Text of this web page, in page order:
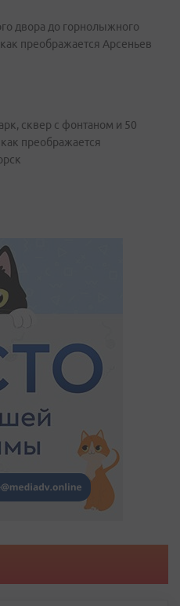
двора до горнолыжного
преображается Арсеньев
сквер с фонтаном и 50
преображается